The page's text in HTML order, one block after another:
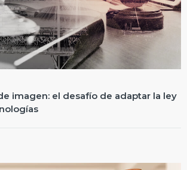
imagen: el desafío de adaptar la ley